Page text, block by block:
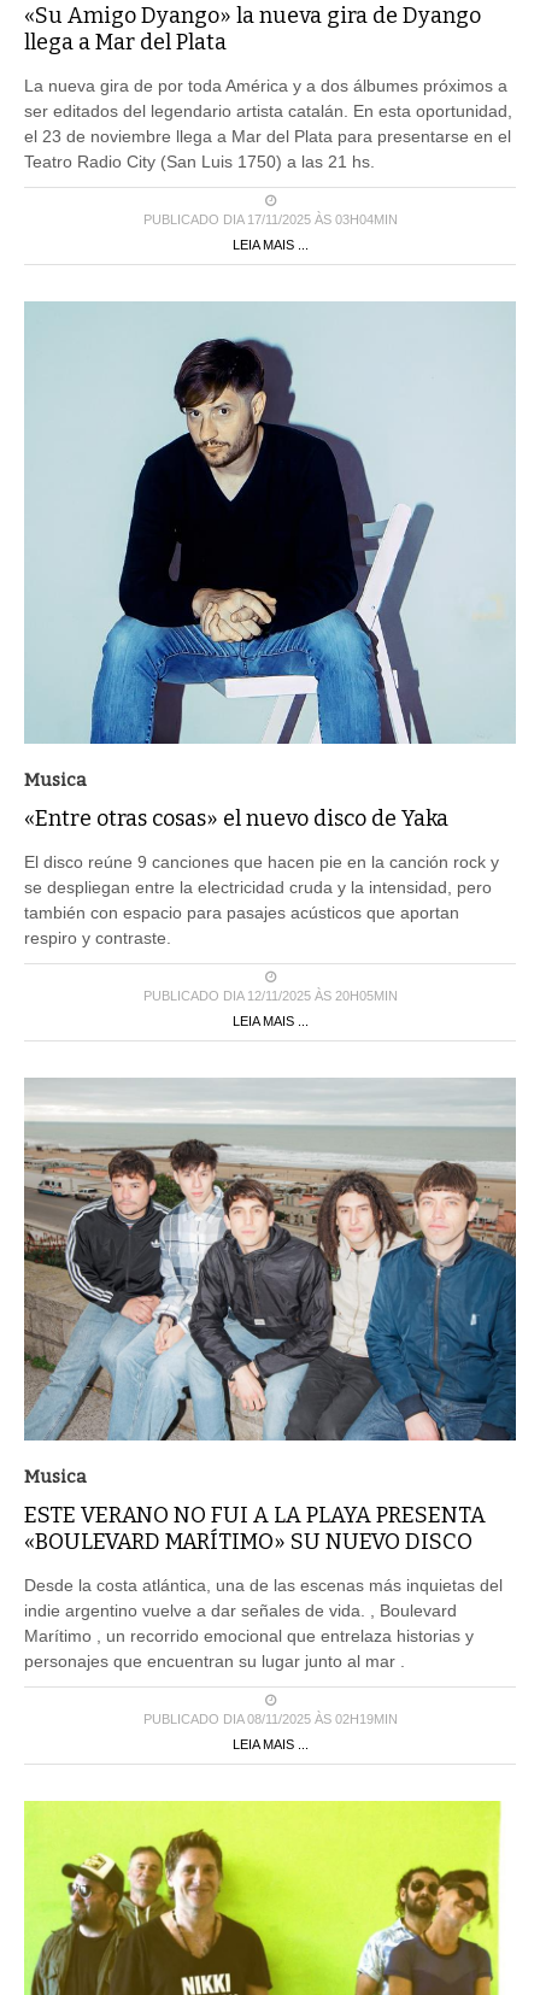
«Su Amigo Dyango» la nueva gira de Dyango
llega a Mar del Plata
La nueva gira de por toda América y a dos álbumes próximos a
ser editados del legendario artista catalán. En esta oportunidad,
el 23 de noviembre llega a Mar del Plata para presentarse en el
Teatro Radio City (San Luis 1750) a las 21 hs.
PUBLICADO DIA 17/11/2025 ÀS 03H04MIN
LEIA MAIS ...
Musica
«Entre otras cosas» el nuevo disco de Yaka
El disco reúne 9 canciones que hacen pie en la canción rock y
se despliegan entre la electricidad cruda y la intensidad, pero
también con espacio para pasajes acústicos que aportan
respiro y contraste.
PUBLICADO DIA 12/11/2025 ÀS 20H05MIN
LEIA MAIS ...
Musica
ESTE VERANO NO FUI A LA PLAYA PRESENTA
«BOULEVARD MARÍTIMO» SU NUEVO DISCO
Desde la costa atlántica, una de las escenas más inquietas del
indie argentino vuelve a dar señales de vida. , Boulevard
Marítimo , un recorrido emocional que entrelaza historias y
personajes que encuentran su lugar junto al mar .
PUBLICADO DIA 08/11/2025 ÀS 02H19MIN
LEIA MAIS ...